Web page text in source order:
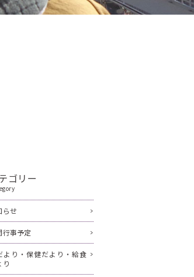
ゴリー
らせ
行事予定
より・保健だより・給食
り